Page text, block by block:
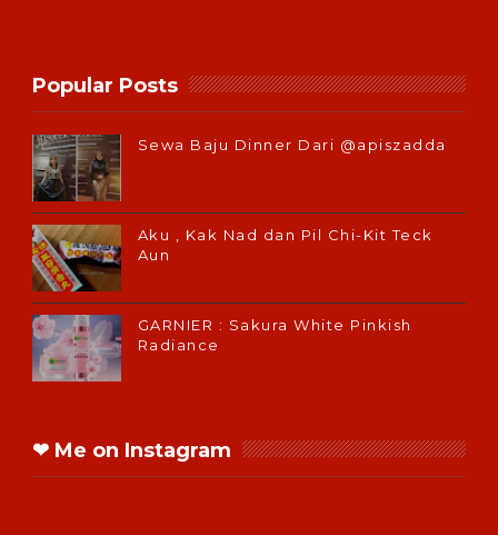
Popular Posts
Sewa Baju Dinner Dari @apiszadda
Aku , Kak Nad dan Pil Chi-Kit Teck
Aun
GARNIER : Sakura White Pinkish
Radiance
❤ Me on Instagram